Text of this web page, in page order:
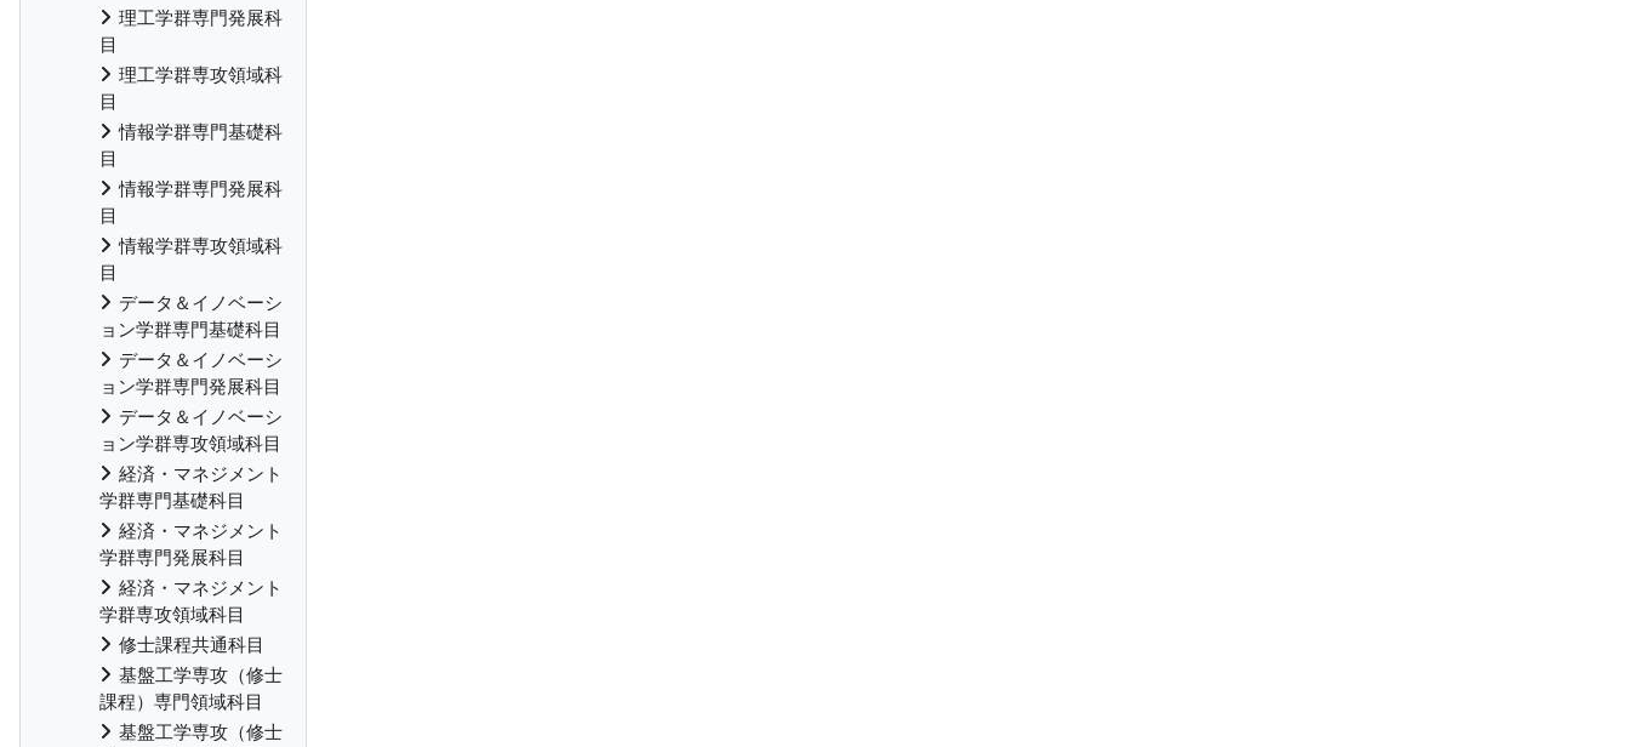
理工学群専門発展科
目
理工学群専攻領域科
目
情報学群専門基礎科
目
情報学群専門発展科
目
情報学群専攻領域科
目
データ＆イノベーシ
ョン学群専門基礎科目
データ＆イノベーシ
ョン学群専門発展科目
データ＆イノベーシ
ョン学群専攻領域科目
経済・マネジメント
学群専門基礎科目
経済・マネジメント
学群専門発展科目
経済・マネジメント
学群専攻領域科目
修士課程共通科目
基盤工学専攻（修士
課程）専門領域科目
基盤工学専攻（修士